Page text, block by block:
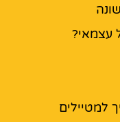
עצמאי?
למטיילים